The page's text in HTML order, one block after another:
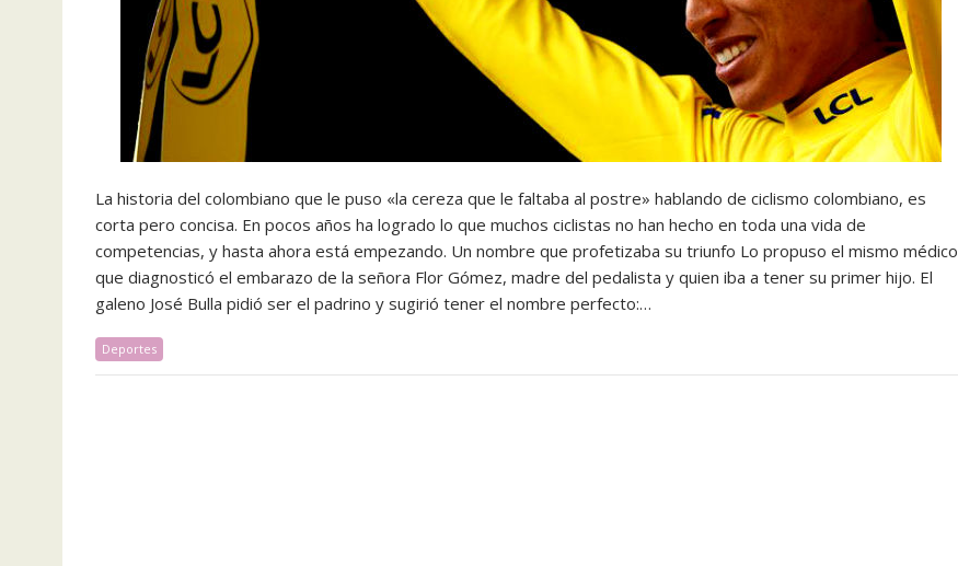
La historia del colombiano que le puso «la cereza que le faltaba al postre» hablando de ciclismo colombiano, es
corta pero concisa. En pocos años ha logrado lo que muchos ciclistas no han hecho en toda una vida de
competencias, y hasta ahora está empezando. Un nombre que profetizaba su triunfo Lo propuso el mismo médico
que diagnosticó el embarazo de la señora Flor Gómez, madre del pedalista y quien iba a tener su primer hijo. El
galeno José Bulla pidió ser el padrino y sugirió tener el nombre perfecto:…
Deportes